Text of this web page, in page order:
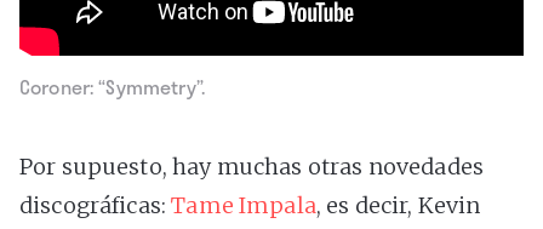
Coroner: “Symmetry”.
Por supuesto, hay muchas otras novedades
discográficas:Tame Impala, es decir, Kevin